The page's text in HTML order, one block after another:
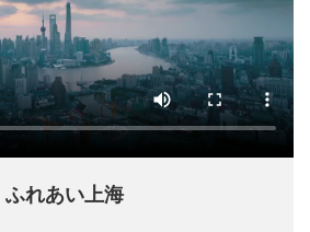
ふれあい上海